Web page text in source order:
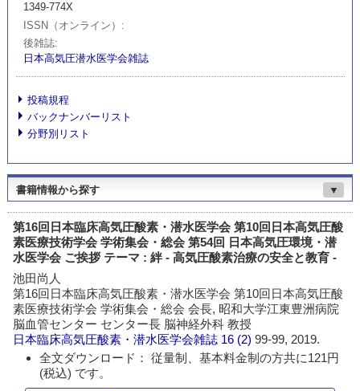
1349-774X
ISSN（オンライン）
後雑誌
日本高気圧潜水医学会雑誌
投稿規程
バックナンバーリスト
分野別リスト
書籍情報から探す ▼
第16回日本臨床高気圧酸素・潜水医学会 第10回日本高気圧酸
素医療技術学会 学術集会・総会 第54回 日本高気圧環境・潜
水医学会 ご挨拶 テーマ : 絆 - 高気圧酸素治療の安全と教育 -
池田尚人
第16回日本臨床高気圧酸素・潜水医学会 第10回日本高気圧酸
素医療技術学会 学術集会・総会 会長, 昭和大学江東豊洲病院
脳血管センター センター長 脳神経外科 教授
日本臨床高気圧酸素・潜水医学会雑誌 16 (2)99-99, 2019.
全文ダウンロード： 従量制、基本料金制の方共に121円
(税込) です。